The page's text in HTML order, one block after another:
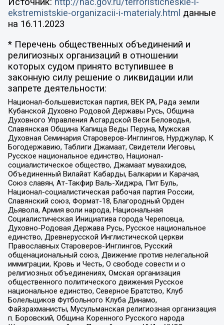
ekstremistskie-organizacii-i-materialy.html данные
на 16.11.2023
* Перечень общественных объединений и
религиозных организаций в отношении
которых судом принято вступившее в
законную силу решение о ликвидации или
запрете деятельности:
Национал-большевистская партия, ВЕК РА, Рада земли
Кубанской Духовно Родовой Державы Русь, Община
Духовного Управления Асгардской Веси Беловодья,
Славянская Община Капища Веды Перуна, Мужская
Духовная Семинария Староверов-Инглингов, Нурджулар, К
Богодержавию, Таблиги Джамаат, Свидетели Иеговы,
Русское национальное единство, Национал-
социалистическое общество, Джамаат мувахидов,
Объединенный Вилайат Кабарды, Балкарии и Карачая,
Союз славян, Ат-Такфир Валь-Хиджра, Пит Буль,
Национал-социалистическая рабочая партия России,
Славянский союз, Формат-18, Благородный Орден
Дьявола, Армия воли народа, Национальная
Социалистическая Инициатива города Череповца,
Духовно-Родовая Держава Русь, Русское национальное
единство, Древнерусской Инглистической церкви
Православных Староверов-Инглингов, Русский
общенациональный союз, Движение против нелегальной
иммиграции, Кровь и Честь, О свободе совести и о
религиозных объединениях, Омская организация
общественного политического движения Русское
национальное единство, Северное Братство, Клуб
Болельщиков Футбольного Клуба Динамо,
Файзрахманисты, Мусульманская религиозная организация
п. Боровский, Община Коренного Русского народа